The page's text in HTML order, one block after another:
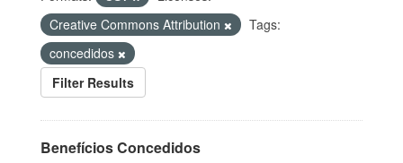
Creative Commons Attribution
Tags:
concedidos
Filter Results
Benefícios Concedidos